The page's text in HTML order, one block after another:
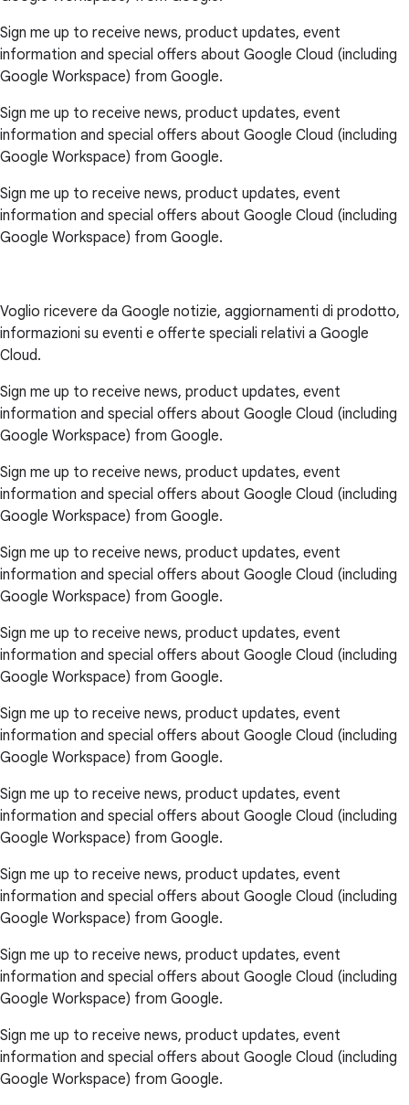
Sign me up to receive news, product updates, event
information and special offers about Google Cloud (including
Google Workspace) from Google.
Sign me up to receive news, product updates, event
information and special offers about Google Cloud (including
Google Workspace) from Google.
Sign me up to receive news, product updates, event
information and special offers about Google Cloud (including
Google Workspace) from Google.
Voglio ricevere da Google notizie, aggiornamenti di prodotto,
informazioni su eventi e offerte speciali relativi a Google
Cloud.
Sign me up to receive news, product updates, event
information and special offers about Google Cloud (including
Google Workspace) from Google.
Sign me up to receive news, product updates, event
information and special offers about Google Cloud (including
Google Workspace) from Google.
Sign me up to receive news, product updates, event
information and special offers about Google Cloud (including
Google Workspace) from Google.
Sign me up to receive news, product updates, event
information and special offers about Google Cloud (including
Google Workspace) from Google.
Sign me up to receive news, product updates, event
information and special offers about Google Cloud (including
Google Workspace) from Google.
Sign me up to receive news, product updates, event
information and special offers about Google Cloud (including
Google Workspace) from Google.
Sign me up to receive news, product updates, event
information and special offers about Google Cloud (including
Google Workspace) from Google.
Sign me up to receive news, product updates, event
information and special offers about Google Cloud (including
Google Workspace) from Google.
Sign me up to receive news, product updates, event
information and special offers about Google Cloud (including
Google Workspace) from Google.